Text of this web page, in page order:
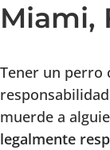
Miami,
Tener un perro
muerde a
legalmente